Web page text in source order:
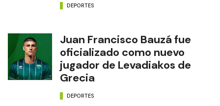
DEPORTES
Juan Francisco Bauzá fue
oficializado como nuevo
jugador de Levadiakos de
Grecia
DEPORTES